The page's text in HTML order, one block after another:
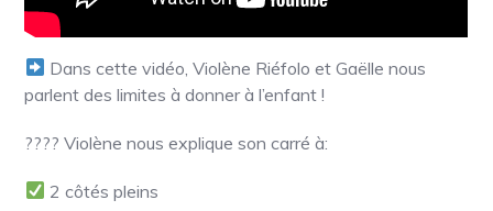
Dans cette vidéo, Violène Riéfolo et Gaëlle nous
parlent des limites à donner à l’enfant !
???? Violène nous explique son carré à:
2 côtés pleins